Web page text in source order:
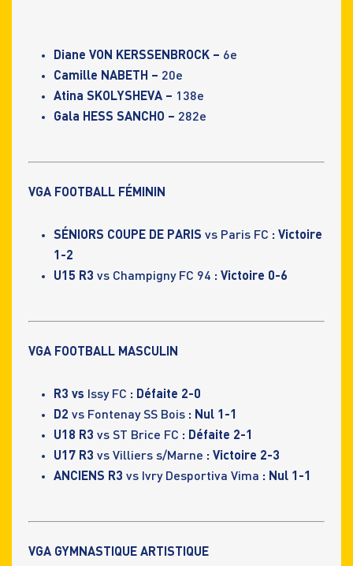
Diane VON KERSSENBROCK – 6e
Camille NABETH – 20e
Atina SKOLYSHEVA – 138e
Gala HESS SANCHO – 282e
VGA FOOTBALL FÉMININ
SÉNIORS COUPE DE PARIS vs Paris FC : Victoire
1-2
U15 R3 vs Champigny FC 94 : Victoire 0-6
VGA FOOTBALL MASCULIN
R3 vs Issy FC : Défaite 2-0
D2 vs Fontenay SS Bois : Nul 1-1
U18 R3 vs ST Brice FC : Défaite 2-1
U17 R3 vs Villiers s/Marne : Victoire 2-3
ANCIENS R3 vs Ivry Desportiva Vima : Nul 1-1
VGA GYMNASTIQUE ARTISTIQUE